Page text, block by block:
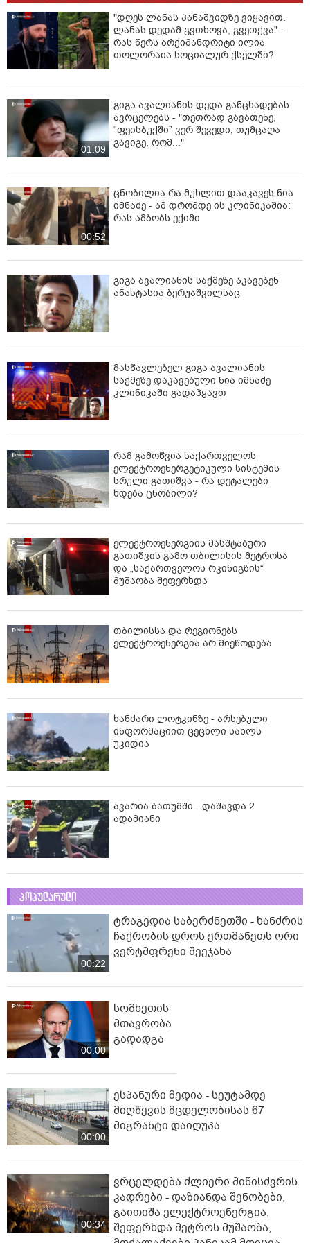
გზის საწყისი იყოს. წარუმატებლობა ხშირად იწვევს
გაასმაგებული ბრძოლის უნარის გამომუშავებას და
სწორი მიმართულების და მიზნების პოვნის შანსს!
თუ არ გაგიმართლათ საქმეში, პირადში, მეგობარში,
მოგწამლავთ. გადაამუშავეთ და ახალი გზის საწყის
ენერგიად აქციეთ! სხვა შემთხვევაში მოიწამლებით. იქ
სადაც თქვენი მომენტი და ბედნიერება დევს, ის
მოძებნეთ.ნუ გვავიწყდება მადლობის თქმა, იმისთვის
რაც გვაქვს, გვქონია ან გვექნება.
მორალს ის ადამიანები კითხულობენ, ვინც თავის
სინდისთან არ არიან სუფთდები და ცდილობენ სხვისი
განსჯით თავისი თავი გაამართლონ საკუთარ
სინდისთან.თუ რაღაც შეგვეშლება , სინანულის
შეგრძნებაც უნდა გამოვიმუშავოთ, ბოდიშის მოხდასაც
ტრ…კი უნდა."
"დღეს ლანას პანაშვიდზე ვიყავით.
ლანას დედამ გვთხოვა, გვეთქვა" -
რას წერს არქიმანდრიტი ილია
თოლორაია სოციალურ ქსელში?
01:09
გიგა ავალიანის დედა განცხადებას
ავრცელებს - "თეთრად გავათენე,
“ფეისბუქში” ვერ შევედი, თუმცაღა
გავიგე, რომ..."
00:52
ცნობილია რა მუხლით დააკავეს ნია
იმნაძე - ამ დრომდე ის კლინიკაშია:
რას ამბობს ექიმი
გიგა ავალიანის საქმეზე აკავებენ
ანასტასია ბერუაშვილსაც
მასწავლებელ გიგა ავალიანის
საქმეზე დაკავებული ნია იმნაძე
კლინიკაში გადაჰყავთ
რამ გამოწვია საქართველოს
ელექტროენერგეტიკული სისტემის
სრული გათიშვა - რა დეტალები
ხდება ცნობილი?
ელექტროენერგიის მასშტაბური
გათიშვის გამო თბილისის მეტროსა
და „საქართველოს რკინიგზის“
მუშაობა შეფერხდა
თბილისსა და რეგიონებს
ელექტროენერგია არ მიეწოდება
ხანძარი ლოტკინზე - არსებული
ინფორმაციით ცეცხლი სახლს
უკიდია
ავარია ბათუმში - დაშავდა 2
ადამიანი
პოპულარული
00:22
ტრაგედია საბერძნეთში - ხანძრის
ჩაქრობის დროს ერთმანეთს ორი
ვერტმფრენი შეეჯახა
00:00
სომხეთის
მთავრობა
გადადგა
00:00
ესპანური მედია - სეუტამდე
მიღწევის მცდელობისას 67
მიგრანტი დაიღუპა
00:34
ვრცელდება ძლიერი მიწისძვრის
კადრები - დაზიანდა შენობები,
გაითიშა ელექტროენერგია,
შეფერხდა მეტროს მუშაობა,